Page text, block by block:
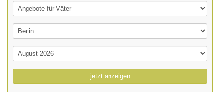
jetzt anzeigen